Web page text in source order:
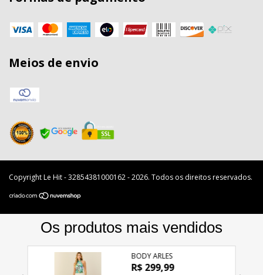
Meios de envio
Copyright Le Hit - 32854381000162 - 2026. Todos os direitos reservados.